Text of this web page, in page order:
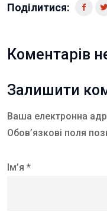
Поділитися:
Коментарів
Залишити
Ваша електронна
Обов’язкові поля
Ім’я *